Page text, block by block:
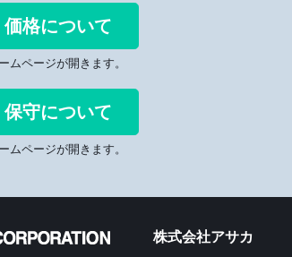
格について
ページが開きます。
守について
ページが開きます。
株式会社アサカ